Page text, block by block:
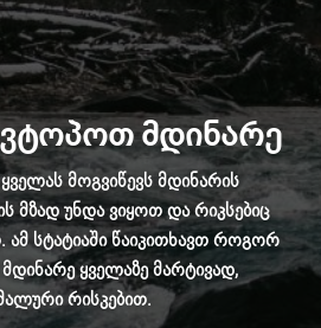
მდინარე
მოგვიწევს მდინარის
მზად უნდა ვიყოთ და რიკსებიც
სტატიაში წაიკითხავთ როგორ
ყველაზე მარტივად,
რისკებით.